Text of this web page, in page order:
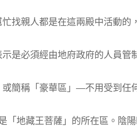
找親人都是在這兩殿中活動的
是必須經由地府政府的人員管
或簡稱「豪華區」—不用受到任
「地藏王菩薩」的所在區。陰